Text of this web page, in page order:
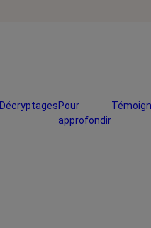
DécryptagesPour
approfondir